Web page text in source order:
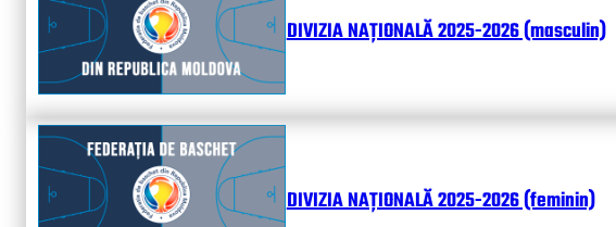
DIVIZIA NAȚIONALĂ 2025-2026 (masculin)
DIVIZIA NAȚIONALĂ 2025-2026 (feminin)